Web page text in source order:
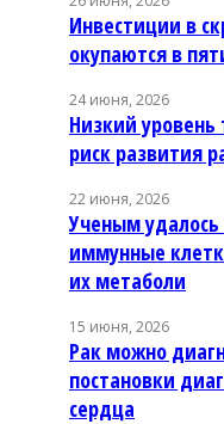
Инвестиции в
окупаются в
24 июня, 2026
Низкий
риск развития
22 июня, 2026
Ученым
иммунные
их метаболи
15 июня, 2026
Рак можно
постановки
сердца